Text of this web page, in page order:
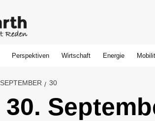
Perspektiven Wirtschaft Energie
SEPTEMBER 30
30.